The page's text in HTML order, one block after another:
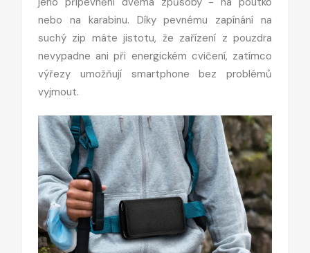
nebo na karabinu. Díky pevnému zapínání na
suchý zip máte jistotu, že zařízení z pouzdra
nevypadne ani při energickém cvičení, zatímco
výřezy umožňují smartphone bez problémů
vyjmout.